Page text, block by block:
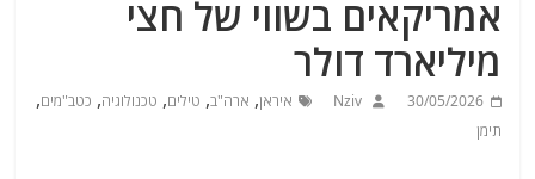
אמריקאים בשווי של חצי
מיליארד דולר
30/05/2026
Nziv איראן, ארה"ב, טילים, טכנולוגיה, כטב"מים,
תימן